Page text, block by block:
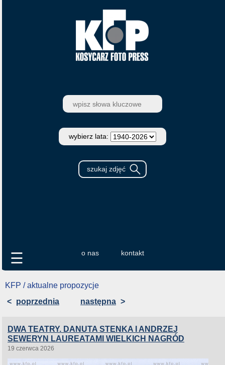
wybierz lata:
o nas kontakt
☰
KFP / aktualne propozycje
< poprzednia następna >
DWA TEATRY. DANUTA STENKA I ANDRZEJ
SEWERYN LAUREATAMI WIELKICH NAGRÓD
19 czerwca 2026